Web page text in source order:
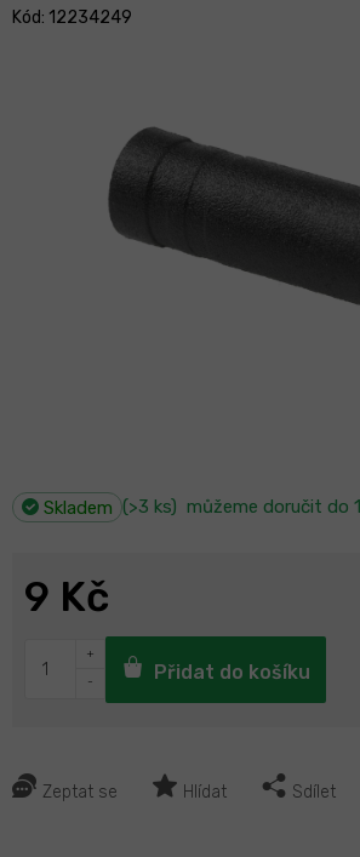
Kód: 12234249
Skladem (>3 ks) můžeme doručit do
Zeptat se Hlídat Sdílet
9 Kč
Přidat do košíku